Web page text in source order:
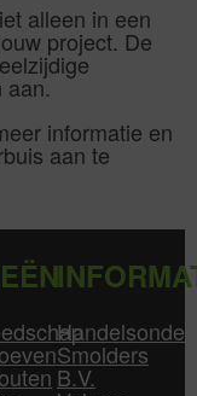
alleen in een
project. De
aan.
informatie en
aan te
Smolders
B.V.